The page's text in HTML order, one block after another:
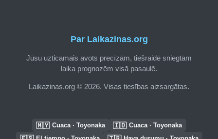
Par Laikazinas.org
Jūsu uzticamais avots precīzām, tiešraidē sniegtām
laika prognozēm visā pasaulē.
Laikazinas.org © 2026. Visas tiesības aizsargātas.
🇲🇾 Cuaca · Toyonaka 🇮🇩 Cuaca · Toyonaka